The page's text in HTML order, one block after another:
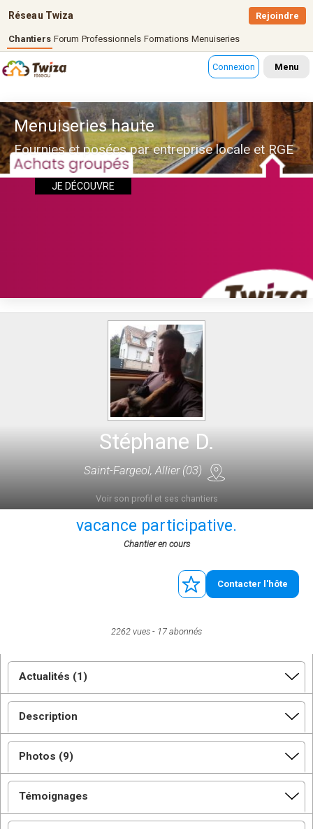
Réseau Twiza
Chantiers Forum Professionnels Formations Menuiseries
Rejoindre
Connexion Menu
Menuiseries haute
Fournies et posées par entreprise locale et RGE
JE DÉCOUVRE
Stéphane D.
Saint-Fargeol, Allier (03)
Voir son profil et ses chantiers
vacance participative.
Chantier en cours
Contacter l'hôte
2262 vues 17 abonnés
Actualités (1)
Description
Photos (9)
Témoignages